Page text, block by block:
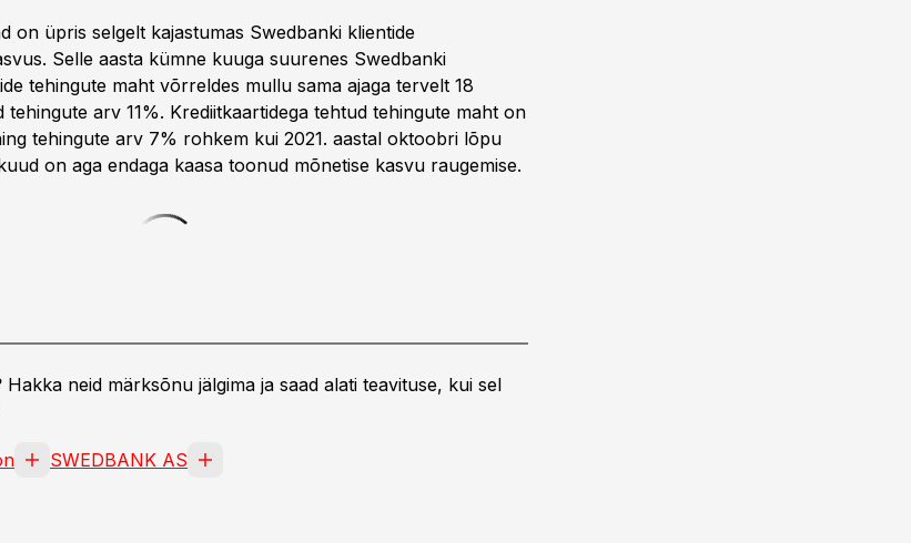
on üpris selgelt kajastumas Swedbanki klientide
Selle aasta kümne kuuga suurenes Swedbanki
tehingute maht võrreldes mullu sama ajaga tervelt 18
arv 11%. Krediitkaartidega tehtud tehingute maht on
tehingute arv 7% rohkem kui 2021. aastal oktoobri lõpu
on aga endaga kaasa toonud mõnetise kasvu raugemise.
Hakka neid märksõnu jälgima ja saad alati teavituse, kui sel
SWEDBANK AS